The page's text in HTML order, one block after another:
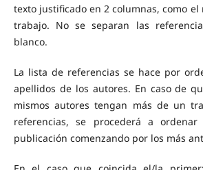
texto justificado en 2 columnas, como
trabajo. No se separan las
blanco.
La lista de referencias se hace por
apellidos de los autores. En caso de
mismos autores tengan más de un
referencias, se procederá a
publicación comenzando por los más